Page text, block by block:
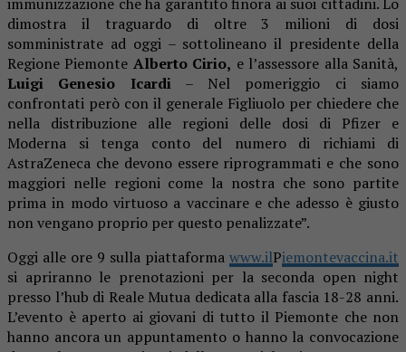
dimostra il traguardo di oltre 3 milioni di dosi
somministrate ad oggi – sottolineano il presidente della
Regione Piemonte Alberto Cirio, e l’assessore alla Sanità,
Luigi Genesio Icardi– Nel pomeriggio ci siamo
confrontati però con il generale Figliuolo per chiedere che
nella distribuzione alle regioni delle dosi di Pfizer e
Moderna si tenga conto del numero di richiami di
AstraZeneca che devono essere riprogrammati e che sono
maggiori nelle regioni come la nostra che sono partite
prima in modo virtuoso a vaccinare e che adesso è giusto
non vengano proprio per questo penalizzate”.
Oggi alle ore 9 sulla piattaforma www.ilPiemontevaccina.it
si apriranno le prenotazioni per la seconda open night
presso l’hub di Reale Mutua dedicata alla fascia 18-28 anni.
L’evento è aperto ai giovani di tutto il Piemonte che non
hanno ancora un appuntamento o hanno la convocazione